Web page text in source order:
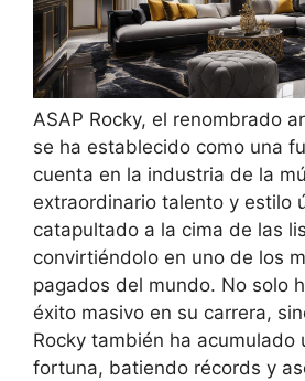
ASAP Rocky, el renombrado
se ha establecido como una
cuenta en la industria de la
extraordinario talento y estilo
catapultado a la cima de las
convirtiéndolo en uno de los
pagados del mundo. No solo
éxito masivo en su carrera,
Rocky también ha acumulado
fortuna, batiendo récords y